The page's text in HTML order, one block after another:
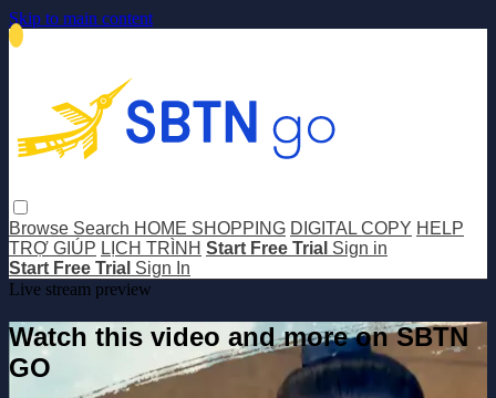
Skip to main content
Browse Search HOME SHOPPING DIGITAL COPY HELP
TRỢ GIÚP LỊCH TRÌNH Start Free Trial Sign in
Start Free Trial Sign In
Live stream preview
Watch this video and more on SBTN
GO